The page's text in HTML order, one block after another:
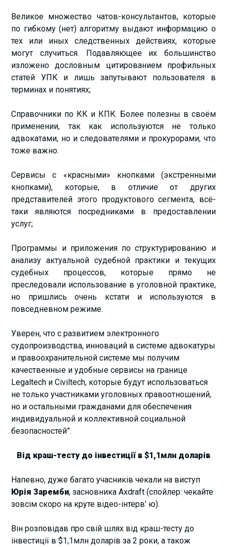
Великое множество чатов-консультантов, которые
по гибкому (нет) алгоритму выдают информацию о
тех или иных следственных действиях, которые
могут случиться. Подавляющее их большинство
изложено дословным цитированием профильных
статей УПК и лишь запутывают пользователя в
терминах и понятиях;
Справочники по КК и КПК. Более полезны в своём
применении, так как используются не только
адвокатами, но и следователями и прокурорами, что
тоже важно.
Сервисы с «красными» кнопками (экстренными
кнопками), которые, в отличие от других
представителей этого продуктового сегмента, всё-
таки являются посредниками в предоставлении
услуг;
Программы и приложения по структурированию и
анализу актуальной судебной практики и текущих
судебных процессов, которые прямо не
преследовали использование в уголовной практике,
но пришлись очень кстати и используются в
повседневном режиме.
Уверен, что с развитием электронного
судопроизводства, инноваций в системе адвокатуры
и правоохранительной системе мы получим
качественные и удобные сервисы на границе
Legaltech и Civiltech, которые будут использоваться
не только участниками уголовных правоотношений,
но и остальными гражданами для обеспечения
индивидуальной и коллективной социальной
безопасностей”.
Від краш-тесту до інвестиції в $1,1млн доларів
Напевно, дуже багато учасників чекали на виступ
Юрія Заремби, засновника Axdraft (спойлер: чекайте
зовсім скоро на круте відео-інтерв’ ю).
Він розповідав про свій шлях від краш-тесту до
інвестиції в $1,1млн доларів за 2 роки, а також